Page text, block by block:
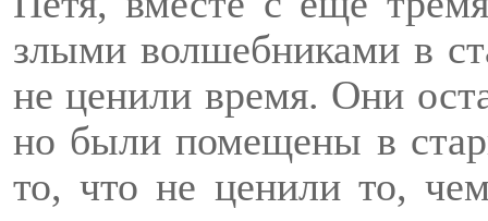
злыми волшебниками в
не ценили время. Они
но были помещены в
то, что не ценили то,